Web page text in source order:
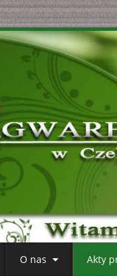
O nas Akty